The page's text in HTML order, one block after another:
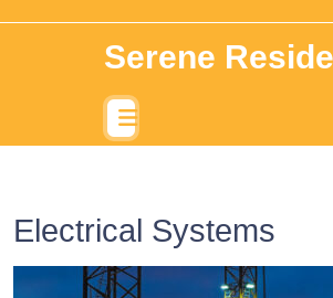
Serene
Electrical Systems